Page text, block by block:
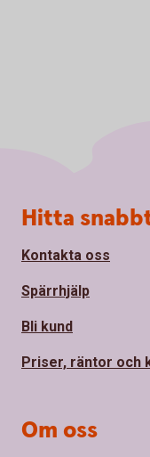
Sidfot
Hitta
Kontakta oss
Spärrhjälp
Bli kund
Priser, räntor och
Om oss